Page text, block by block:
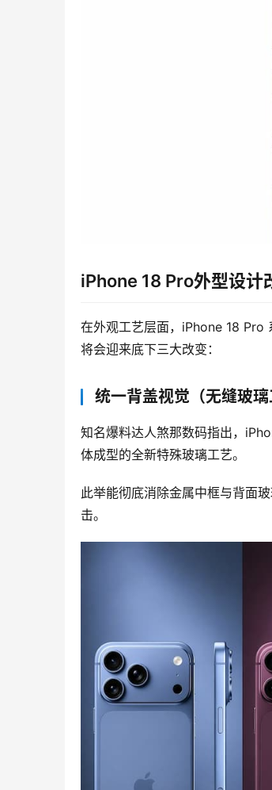
iPhone 18 Pro外型设计
在外观工艺层面，iPhone 18 Pro
将会迎来底下三大改变：
统一背盖视觉（无缝玻璃
知名爆料达人煞那数码指出，
体成型的全新特殊玻璃工艺。
此举能彻底消除金属中框与背面
击。